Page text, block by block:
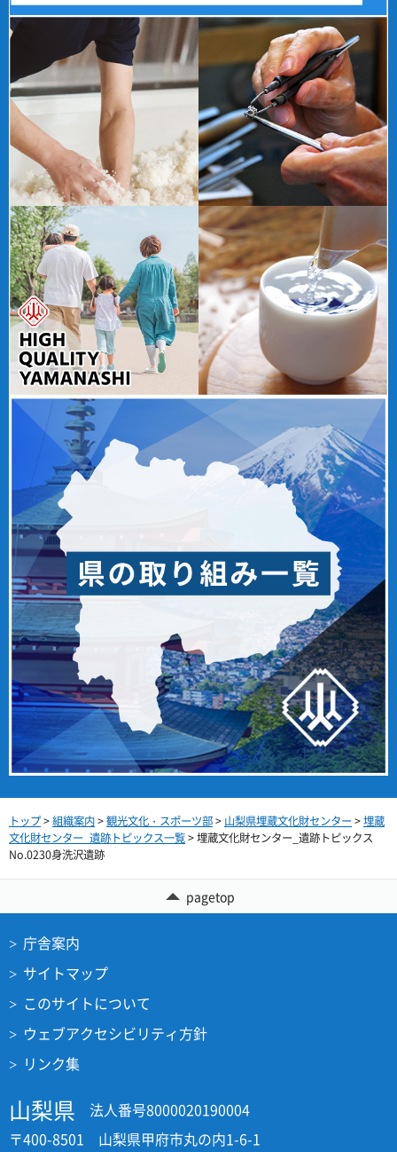
トップ>組織案内>観光文化・スポーツ部> 山梨県埋蔵文化財センター>埋蔵
文化財センター_遺跡トピックス一覧> 埋蔵文化財センター_遺跡トピックス
No.0230身洗沢遺跡
pagetop
庁舎案内
サイトマップ
このサイトについて
ウェブアクセシビリティ方針
リンク集
山梨県
法人番号8000020190004
〒400-8501 山梨県甲府市丸の内1-6-1